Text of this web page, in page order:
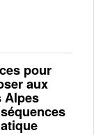
pour
aux
Alpes